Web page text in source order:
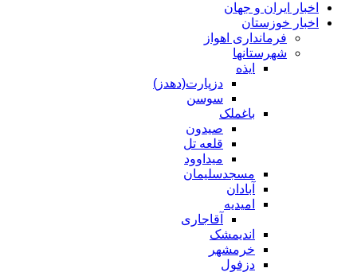
اخبار ایران و جهان
اخبار خوزستان
فرمانداری اهواز
شهرستانها
ایذه
دزپارت(دهدز)
سوسن
باغملک
صیدون
قلعه تل
میداوود
مسجدسلیمان
آبادان
امیدیه
آقاجاری
اندیمشک
خرمشهر
دزفول